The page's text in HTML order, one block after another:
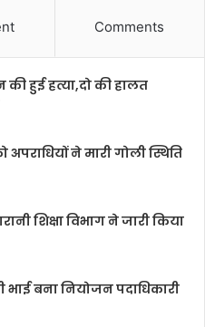
Comments
की हुई हत्या,दो की हालत
ने मारी गोली स्थिति
शिक्षा विभाग ने जारी किया
भाई बना नियोजन पदाधिकारी